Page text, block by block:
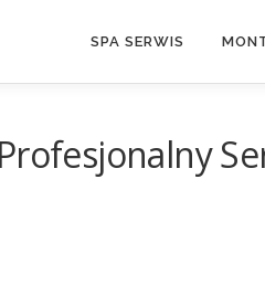
SPA SERWIS